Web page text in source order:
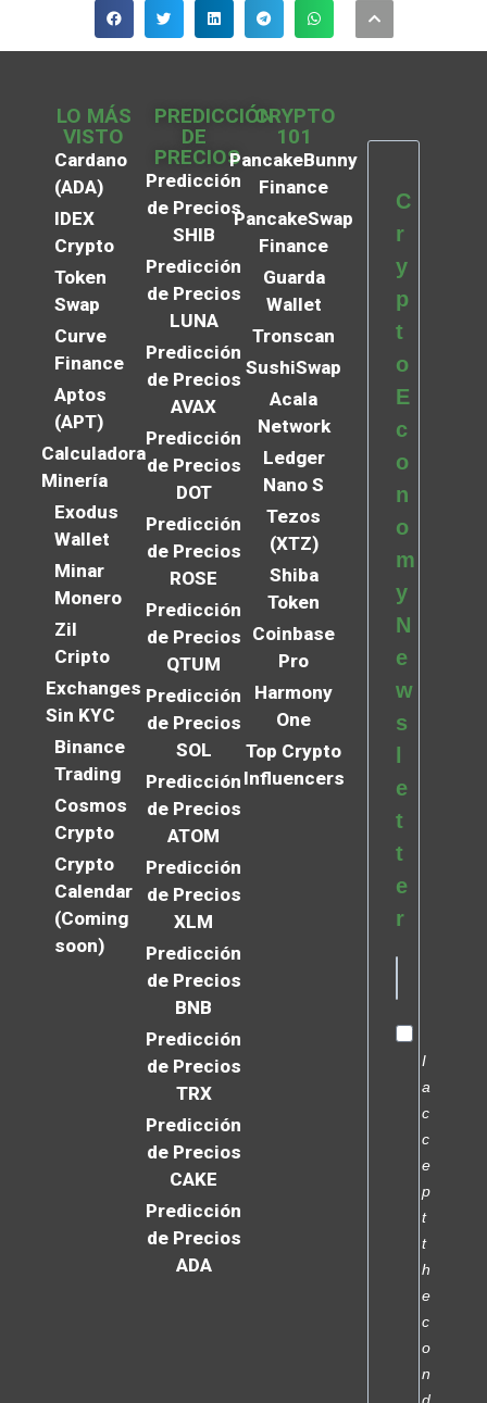
LO MÁS
VISTO
Cardano
(ADA)
IDEX
Crypto
Token
Swap
Curve
Finance
Aptos
(APT)
Calculadora
Minería
Exodus
Wallet
Minar
Monero
Zil
Cripto
Exchanges
Sin KYC
Binance
Trading
Cosmos
Crypto
Crypto
Calendar
(Coming
soon)
PREDICCIÓN
DE
PRECIOS
Predicción
de Precios
SHIB
Predicción
de Precios
LUNA
Predicción
de Precios
AVAX
Predicción
de Precios
DOT
Predicción
de Precios
ROSE
Predicción
de Precios
QTUM
Predicción
de Precios
SOL
Predicción
de Precios
ATOM
Predicción
de Precios
XLM
Predicción
de Precios
BNB
Predicción
de Precios
TRX
Predicción
de Precios
CAKE
Predicción
de Precios
ADA
CRYPTO
101
PancakeBunny
Finance
PancakeSwap
Finance
Guarda
Wallet
Tronscan
SushiSwap
Acala
Network
Ledger
Nano S
Tezos
(XTZ)
Shiba
Token
Coinbase
Pro
Harmony
One
Top Crypto
Influencers
C
r
y
p
t
o
E
c
o
n
o
m
y
N
e
w
s
e
t
t
e
r
I
a
c
c
e
p
t
t
h
e
c
o
n